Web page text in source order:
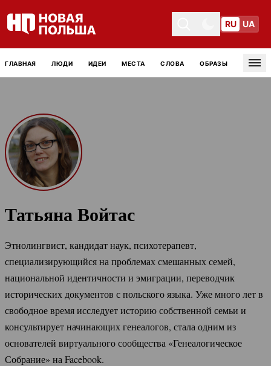
Toggle themeToggle theme
RU UA
ГЛАВНАЯ ЛЮДИ ИДЕИ МЕСТА СЛОВА ОБРАЗЫ
Татьяна Войтас
Этнолингвист, кандидат наук, психотерапевт,
специализирующийся на проблемах смешанных семей,
национальной идентичности и эмиграции, переводчик
исторических документов с польского языка. Уже много лет в
свободное время исследует историю собственной семьи и
консультирует начинающих генеалогов, стала одним из
основателей виртуального сообщества «Генеалогическое
Собрание» на Facebook.